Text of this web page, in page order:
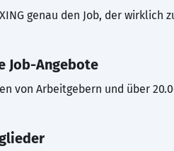
genau den Job, der wirklich
Job-Angebote
von Arbeitgebern und über